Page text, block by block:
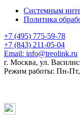
Системным
Политика
+7 (495) 775-59-78
+7 (843) 211-05-04
Email: info@treolink.ru
г. Москва, ул.
Режим работы: Пн-Пт,